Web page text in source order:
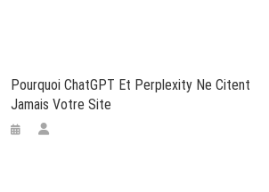
Pourquoi ChatGPT Et Perplexity Ne Citent
Jamais Votre Site